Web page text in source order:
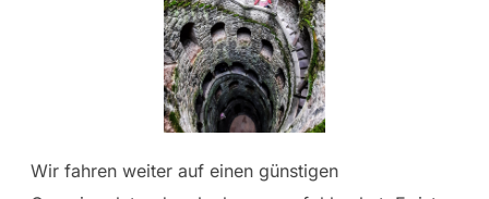
Wir fahren weiter auf einen günstigen